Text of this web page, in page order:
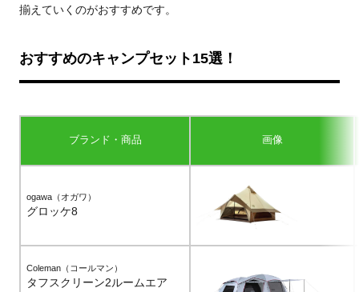
揃えていくのがおすすめです。
おすすめのキャンプセット15選！
ブランド・商品 画像
ogawa（オガワ）
グロッケ8
Coleman（コールマン）
タフスクリーン2ルームエア